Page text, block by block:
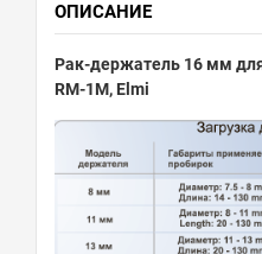
ОПИСАНИЕ
Рак-держатель 16 мм
RМ-1M, Elmi